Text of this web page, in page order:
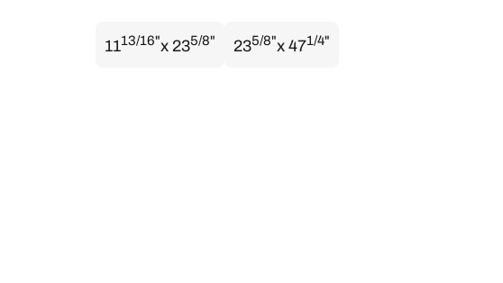
1113/16"x 235/8" 235/8"x 471/4"